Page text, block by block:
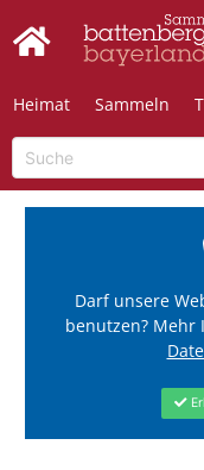
Heimat Sammeln
Darf unsere
benutzen?